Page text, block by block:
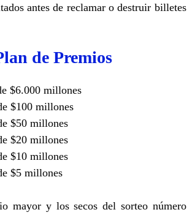
antes de reclamar o destruir billetes
de Premios
$6.000 millones
$100 millones
$50 millones
$20 millones
$10 millones
$5 millones
mayor y los secos del sorteo número